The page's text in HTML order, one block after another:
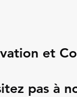
et
pas à